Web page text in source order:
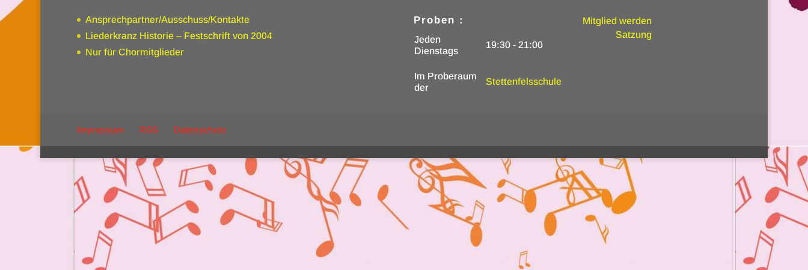
Ansprechpartner/Ausschuss/Kontakte
Liederkranz Historie – Festschrift von 2004
Nur für Chormitglieder
Proben :
Jeden
Dienstags
19:30 - 21:00
Im Proberaum
der
Stettenfelsschule
Mitglied werden
Satzung
Impressum RSS Datenschutz